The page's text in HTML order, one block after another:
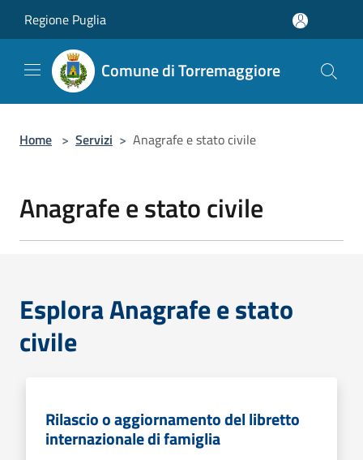
Regione Puglia
Comune di Torremaggiore
Home > Servizi > Anagrafe e stato civile
Anagrafe e stato civile
Esplora Anagrafe e stato
civile
Rilascio o aggiornamento del libretto
internazionale di famiglia